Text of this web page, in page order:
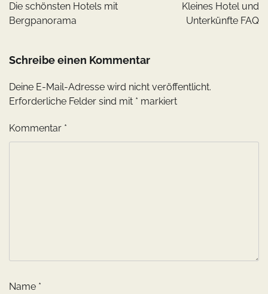
Die schönsten Hotels mit
Bergpanorama
Kleines Hotel und
Unterkünfte FAQ
Schreibe einen Kommentar
Deine E-Mail-Adresse wird nicht veröffentlicht.
Erforderliche Felder sind mit * markiert
Kommentar *
Name *